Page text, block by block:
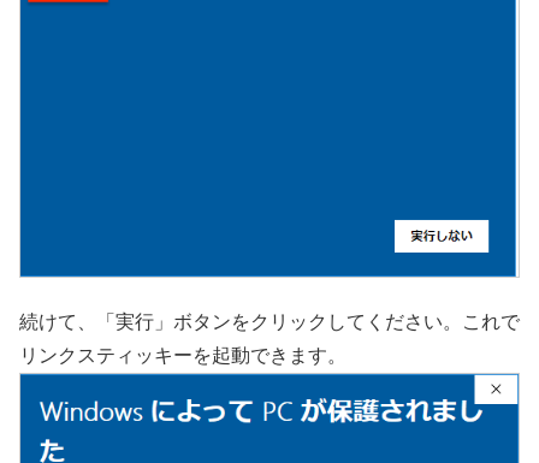
続けて、「実行」ボタンをクリックしてください。これで
リンクスティッキーを起動できます。